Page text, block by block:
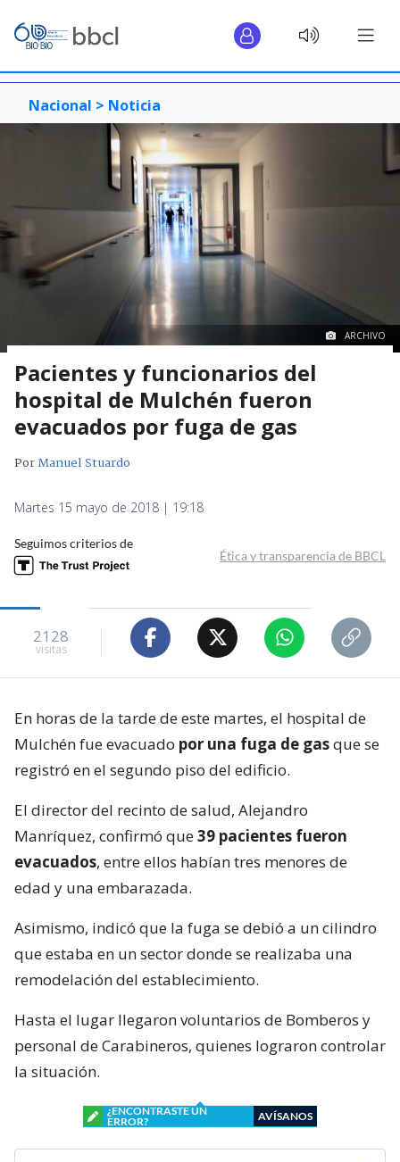
Nacional > Noticia
ARCHIVO
Pacientes y funcionarios del
hospital de Mulchén fueron
evacuados por fuga de gas
PorManuel Stuardo
Martes 15 mayo de 2018 | 19:18
Seguimos criterios de
Ética y transparencia de BBCL
2128
visitas
En horas de la tarde de este martes, el hospital de
Mulchén fue evacuado por una fuga de gasque se
registró en el segundo piso del edificio.
El director del recinto de salud, Alejandro
Manríquez, confirmó que39 pacientes fueron
evacuados, entre ellos habían tres menores de
edad y una embarazada.
Asimismo, indicó que la fuga se debió a un cilindro
que estaba en un sector donde se realizaba una
remodelación del establecimiento.
Hasta el lugar llegaron voluntarios de Bomberos y
personal de Carabineros, quienes lograron controlar
la situación.
¿ENCONTRASTE UN
ERROR?
AVÍSANOS